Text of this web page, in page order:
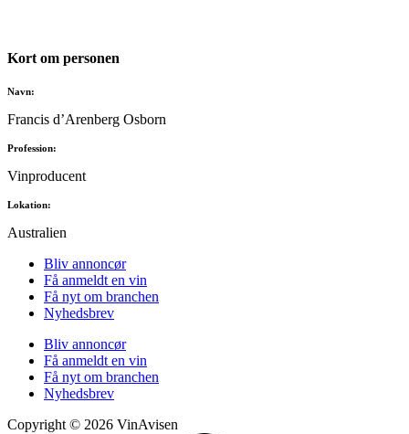
Kort om personen
Navn:
Francis d’Arenberg Osborn
Profession:
Vinproducent
Lokation:
Australien
Bliv annoncør
Få anmeldt en vin
Få nyt om branchen
Nyhedsbrev
Bliv annoncør
Få anmeldt en vin
Få nyt om branchen
Nyhedsbrev
Copyright © 2026 VinAvisen